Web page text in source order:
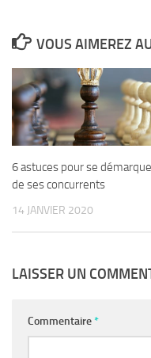
VOUS AIMEREZ
6 astuces pour se
de ses concurrents
14 JANVIER 2020
LAISSER UN
Commentaire*